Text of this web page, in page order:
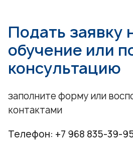
Подать заявку
обучение или
консультацию
заполните форму или
контактами
Телефон: +7 968 835-39-